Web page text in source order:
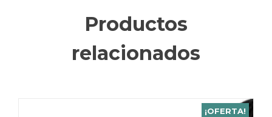
Productos
relacionados
¡OFERTA!